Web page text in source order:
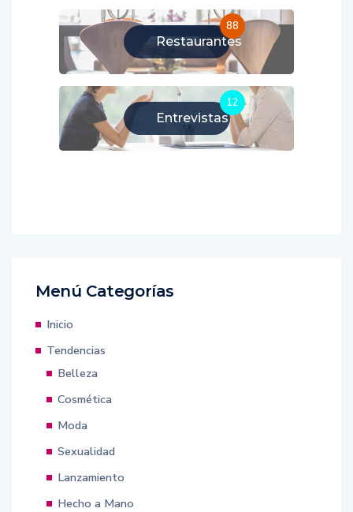
Restaurantes
88
Entrevistas
12
Menú Categorías
Inicio
Tendencias
Belleza
Cosmética
Moda
Sexualidad
Lanzamiento
Hecho a Mano